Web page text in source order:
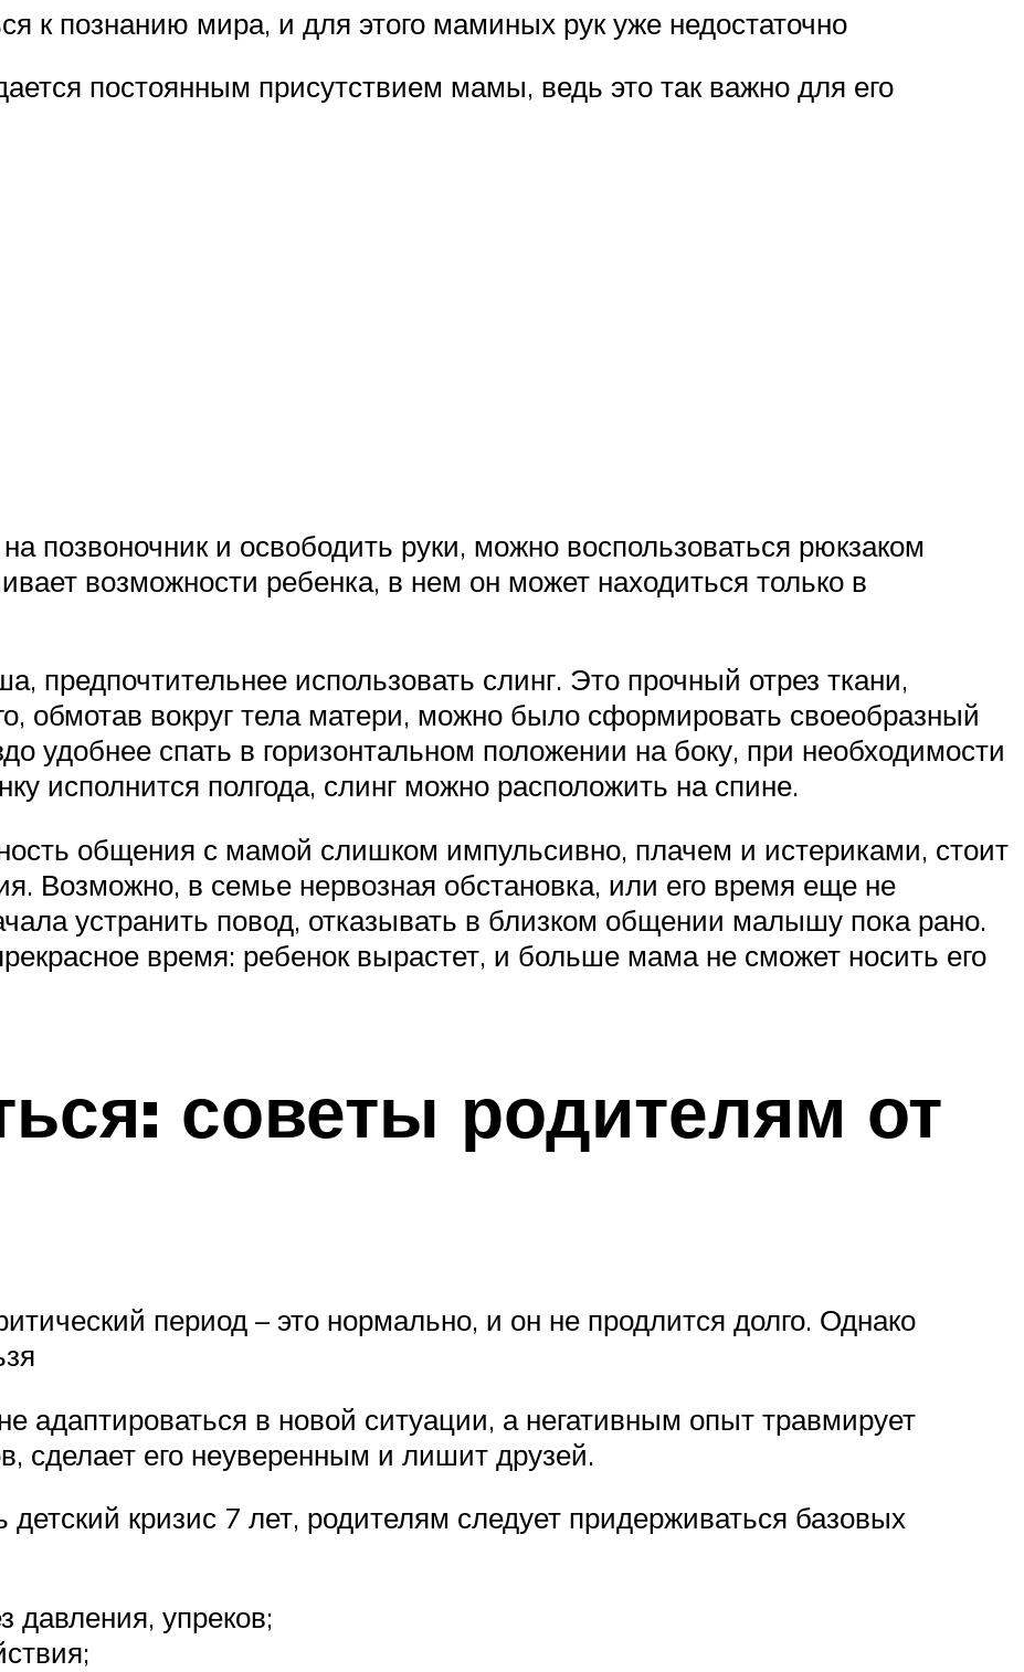
к познанию мира, и для этого маминых рук уже недостаточно
постоянным присутствием мамы, ведь это так важно для его
позвоночник и освободить руки, можно воспользоваться рюкзаком
возможности ребенка, в нем он может находиться только в
предпочтительнее использовать слинг. Это прочный отрез ткани,
обмотав вокруг тела матери, можно было сформировать своеобразный
удобнее спать в горизонтальном положении на боку, при необходимости
исполнится полгода, слинг можно расположить на спине.
общения с мамой слишком импульсивно, плачем и истериками, стоит
Возможно, в семье нервозная обстановка, или его время еще не
устранить повод, отказывать в близком общении малышу пока рано.
время: ребенок вырастет, и больше мама не сможет носить его
советы родителям от
период – это нормально, и он не продлится долго. Однако
адаптироваться в новой ситуации, а негативным опыт травмирует
сделает его неуверенным и лишит друзей.
кризис 7 лет, родителям следует придерживаться базовых
давления, упреков;